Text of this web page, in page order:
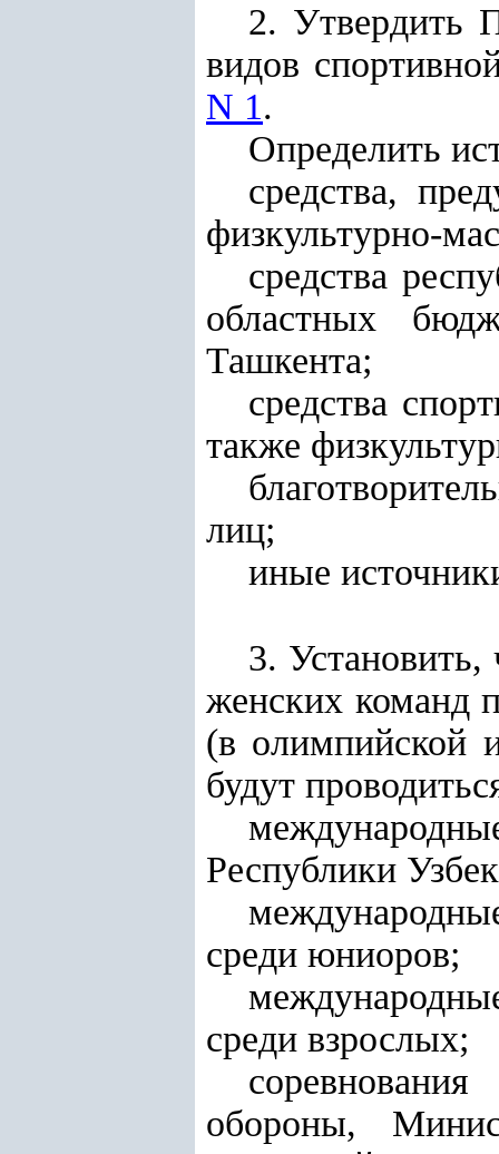
2. Утвердить
видов
N 1.
Определить
средства,
физкультурно-
средства
областных
Ташкента;
средства
также
лиц;
иные
3.
женских команд
(в олимпийской
будут
Республики
среди юниоров;
среди взрослых;
обороны,